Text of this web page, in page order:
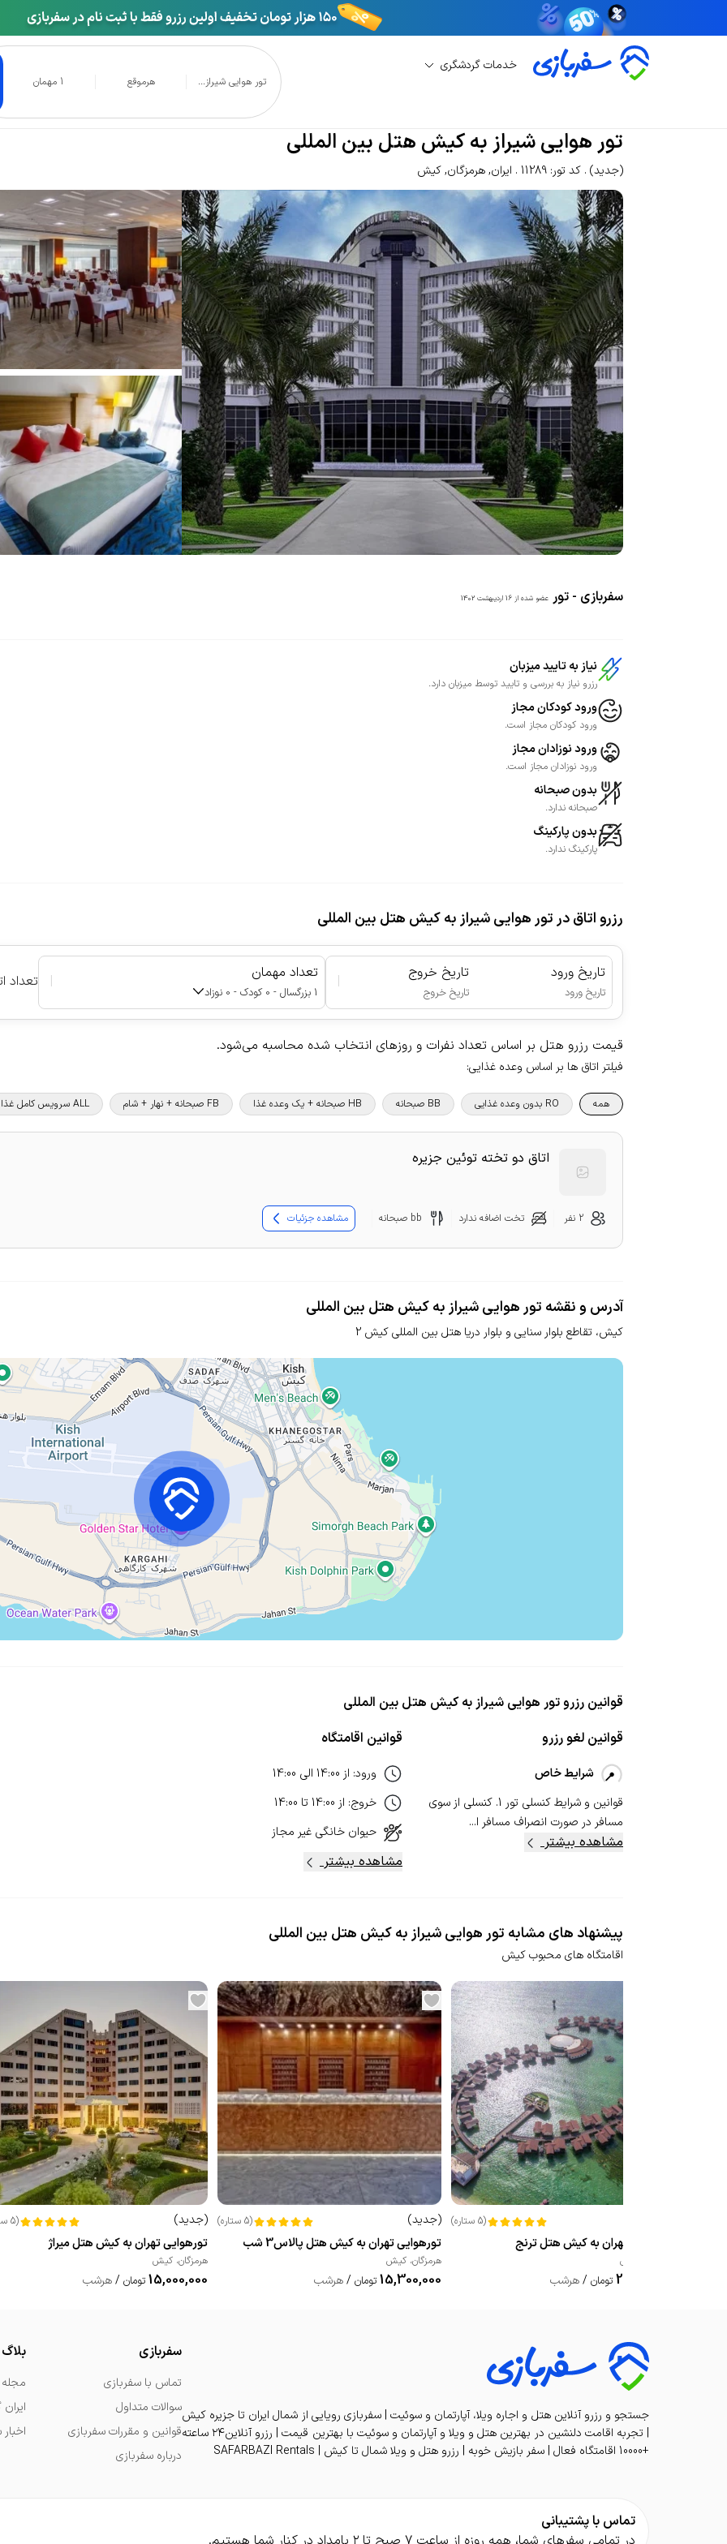
خدمات گردشگری
تور هوایی شیراز... هرموقع 1 مهمان
تور هوایی شیراز به کیش هتل بین المللی
(جدید) کد تور: 11289 ایران,هرمزگان,کیش
سفربازی - تور عضو شده از 16 اردیبهشت 1402
نیاز به تایید میزبان
رزرو نیاز به بررسی و تایید توسط میزبان دارد.
ورود کودکان مجاز
ورود کودکان مجاز است.
ورود نوزادان مجاز
ورود نوزادان مجاز است.
بدون صبحانه
صبحانه ندارد.
بدون پارکینگ
پارکینگ ندارد.
رزرو اتاق در تور هوایی شیراز به کیش هتل بین المللی
تاریخ ورود
تاریخ ورود
تاریخ خروج
تاریخ خروج
| تعداد مهمان
1 بزرگسال - 0 کودک - 0 نوزاد
| تعداد
قیمت رزرو هتل بر اساس تعداد نفرات و روزهای انتخاب شده محاسبه می‌شود.
فیلتر اتاق ها بر اساس وعده غذایی:
همه RO بدون وعده غذایی BB صبحانه HB صبحانه + یک وعده غذا FB صبحانه + نهار + شام ALL سرویس کامل غذا و نوشیدنی
اتاق دو تخته توئین جزیره
2 نفر تخت اضافه ندارد bb صبحانه مشاهده جزئیات
آدرس و نقشه تور هوایی شیراز به کیش هتل بین المللی
کیش، تقاطع بلوار سنایی و بلوار دریا هتل بین المللی کیش 2
قوانین رزرو تور هوایی شیراز به کیش هتل بین المللی
قوانین لغو رزرو
شرایط خاص
قوانین و شرایط کنسلی تور 1. کنسلی از سوی
مسافر در صورت انصراف مسافر ا...
مشاهده بیشتر
قوانین اقامتگاه
ورود: از 14:00 الی 14:00
خروج: از 14:00 تا 14:00
حیوان خانگی غیر مجاز
مشاهده بیشتر
پیشنهاد های مشابه تور هوایی شیراز به کیش هتل بین المللی
اقامتگاه های محبوب کیش
(
5 ستاره)
تورهوایی تهران به کیش هتل ترنج
کیش
21,400,000 تومان /هرشب
(جدید)
(
5 ستاره)
تورهوایی تهران به کیش هتل پالاس3 شب
هرمزگان، کیش
15,300,000 تومان /هرشب
(جدید)
(
5
تورهوایی تهران به کیش هتل میراژ
هرمزگان، کیش
15,000,000 تومان /هرشب
جستجو و رزرو آنلاین هتل و اجاره ویلا، آپارتمان و سوئیت | سفربازی رویایی از شمال ایران تا جزیره کیش
| تجربه اقامت دلنشین در بهترین هتل و ویلا و آپارتمان و سوئیت با بهترین قیمت | رزرو آنلاین۲۴ ساعته
+10000 اقامتگاه فعال | سفر بازیش خوبه | رزرو هتل و ویلا شمال تا کیش | SAFARBAZI Rentals
سفربازی
تماس با سفربازی
سوالات متداول
قوانین و مقررات سفربازی
درباره سفربازی
بلاگ
تماس با پشتیبانی